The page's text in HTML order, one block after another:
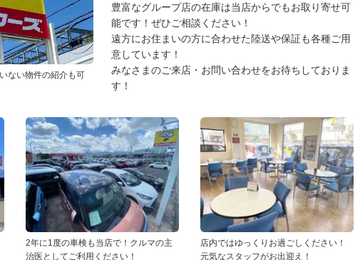
ない物件の紹介も可
豊富なグループ店の在庫は当店からでもお取り寄せ可
能です！ぜひご相談ください！
遠方にお住まいの方に合わせた陸送や保証も各種ご用
意しています！
みなさまのご来店・お問い合わせをお待ちしておりま
す！
2年に1度の車検も当店で！クルマの主
治医としてご利用ください！
店内ではゆっくりお過ごしください！
元気なスタッフがお出迎え！